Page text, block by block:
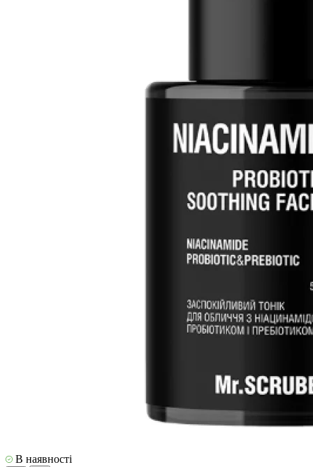
В наявності